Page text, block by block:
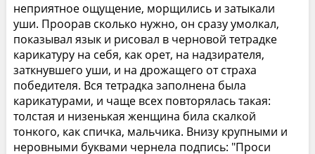
неприятное ощущение, морщились и затыкали
уши. Проорав сколько нужно, он сразу умолкал,
показывал язык и рисовал в черновой тетрадке
карикатуру на себя, как орет, на надзирателя,
заткнувшего уши, и на дрожащего от страха
победителя. Вся тетрадка заполнена была
карикатурами, и чаще всех повторялась такая:
толстая и низенькая женщина била скалкой
тонкого, как спичка, мальчика. Внизу крупными и
неровными буквами чернела подпись: "Проси